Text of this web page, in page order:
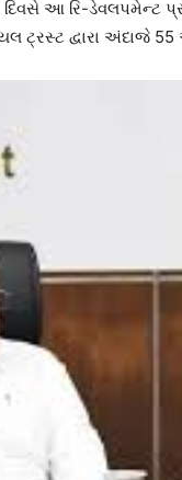
દિવસે આ રિ-ડેવલપમેન્ટ
ટ્રસ્ટ દ્વારા અંદાજે